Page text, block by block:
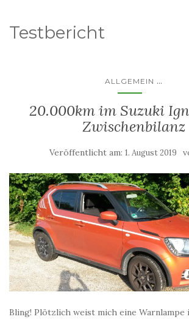
Testbericht
ALLGEMEIN ...
20.000km im Suzuki
Zwischenbilanz
Veröffentlicht am: 1. August 2019
Bling! Plötzlich weist mich eine Warnlampe